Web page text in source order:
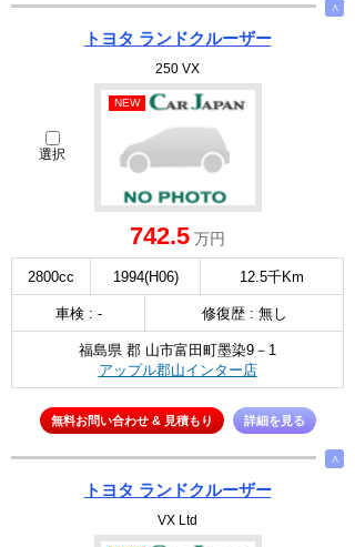
∧
トヨタ ランドクルーザー
250 VX
選択
NEW
742.5 万円
2800cc 1994(H06) 12.5千Km
車検 : - 修復歴 : 無し
福島県 郡 山市富田町墨染9－1
アップル郡山インター店
無料お問い合わせ & 見積もり 詳細を見る
∧
トヨタ ランドクルーザー
VX Ltd